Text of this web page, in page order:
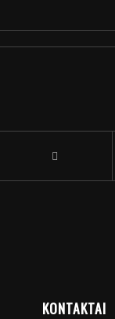
KONTAKTAI